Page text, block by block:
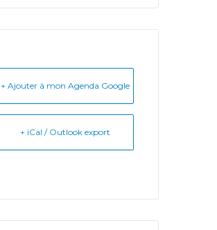
+ Ajouter à mon Agenda Google
+ iCal / Outlook export